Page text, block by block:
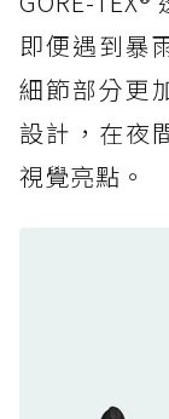
防水鞋
黃靴同級
防水鞋
黃靴同級
即便遇到暴
細節部分更
設計，在夜
視覺亮點。